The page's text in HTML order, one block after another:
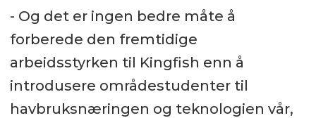
- Og det er ingen bedre måte å
forberede den fremtidige
arbeidsstyrken til Kingfish enn å
introdusere områdestudenter til
havbruksnæringen og teknologien vår,